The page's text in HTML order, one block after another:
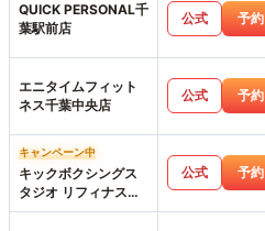
QUICK PERSONAL千
葉駅前店
公式 予約
エニタイムフィット
ネス千葉中央店
公式 予約
キャンペーン中
キックボクシングス
タジオ リフィナス千
葉店
公式 予約